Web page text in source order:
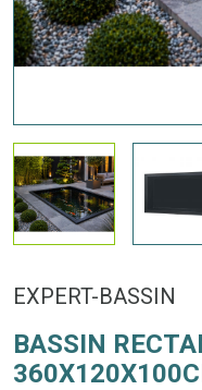
EXPERT-BASSIN
BASSIN